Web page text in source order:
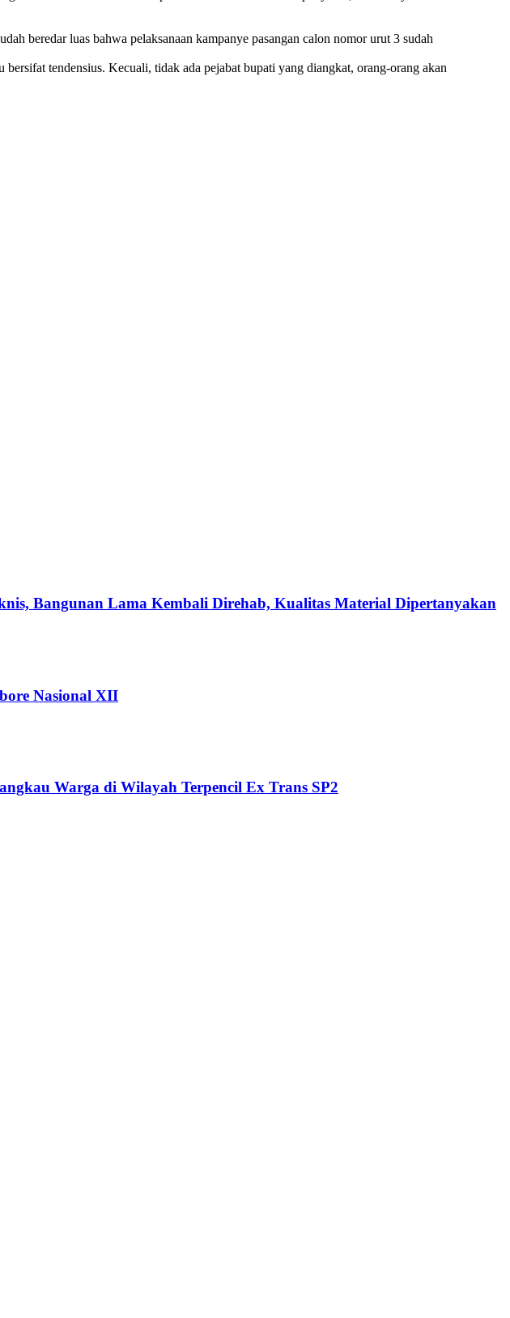
beredar luas bahwa pelaksanaan kampanye pasangan calon nomor urut 3 sudah
tendensius. Kecuali, tidak ada pejabat bupati yang diangkat, orang-orang akan
Bangunan Lama Kembali Direhab, Kualitas Material Dipertanyakan
Nasional XII
Warga di Wilayah Terpencil Ex Trans SP2